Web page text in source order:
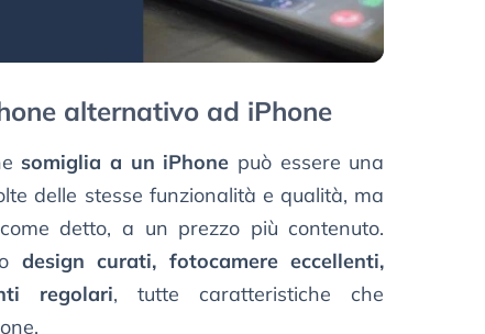
alternativo ad iPhone
somiglia a un iPhone può essere una
delle stesse funzionalità e qualità, ma
detto, a un prezzo più contenuto.
design curati, fotocamere eccellenti,
regolari, tutte caratteristiche che